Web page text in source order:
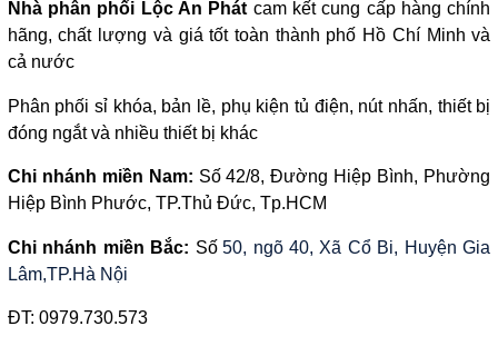
Nhà phân phối Lộc An Phát cam kết cung cấp hàng chính
hãng, chất lượng và giá tốt toàn thành phố Hồ Chí Minh và
cả nước
Phân phối sỉ khóa, bản lề, phụ kiện tủ điện, nút nhấn, thiết bị
đóng ngắt và nhiều thiết bị khác
Chi nhánh miền Nam: Số 42/8, Đường Hiệp Bình, Phường
Hiệp Bình Phước, TP.Thủ Đức, Tp.HCM
Chi nhánh miền Bắc: Số 50, ngõ 40, Xã Cổ Bi, Huyện Gia
Lâm,TP.Hà Nội
ĐT: 0979.730.573